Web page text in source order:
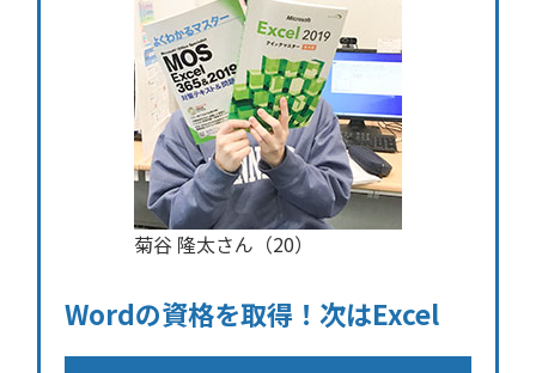
菊谷 隆太さん（20）
Wordの資格を取得！次はExcel